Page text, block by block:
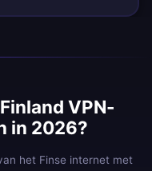
VPN-
in 2026?
het Finse internet met